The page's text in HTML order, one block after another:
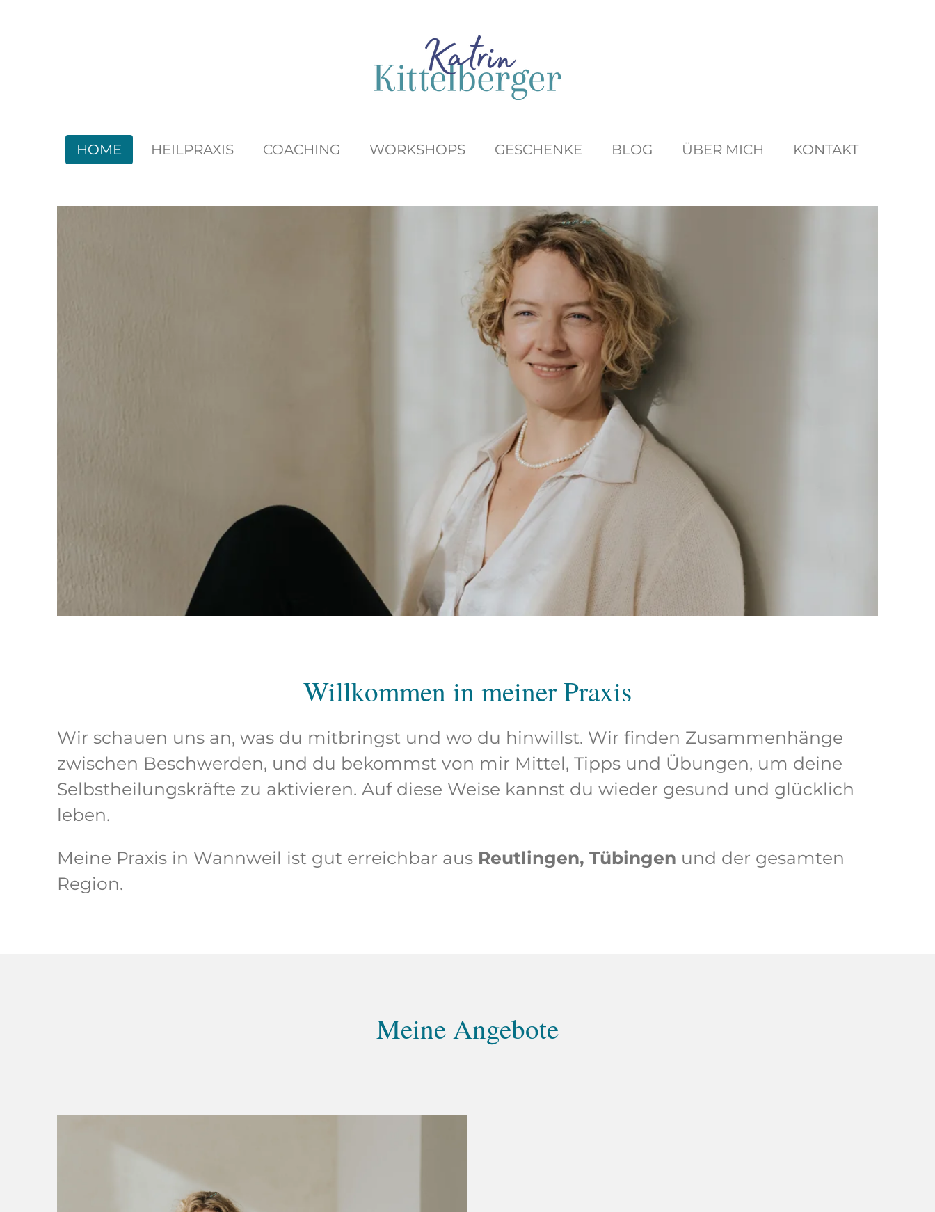
HOME HEILPRAXIS COACHING WORKSHOPS GESCHENKE BLOG ÜBER MICH KONTAKT
Willkommen in meiner Praxis
Wir schauen uns an, was du mitbringst und wo du hinwillst. Wir finden Zusammenhänge
zwischen Beschwerden, und du bekommst von mir Mittel, Tipps und Übungen, um deine
Selbstheilungskräfte zu aktivieren. Auf diese Weise kannst du wieder gesund und glücklich
leben.
Meine Praxis in Wannweil ist gut erreichbar aus Reutlingen, Tübingen und der gesamten
Region.
Meine Angebote